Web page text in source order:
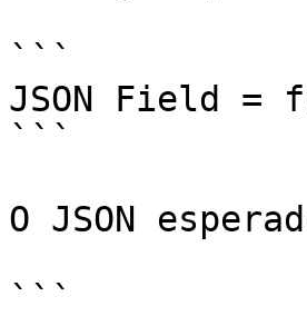
```
JSON Field
```
O JSON
```